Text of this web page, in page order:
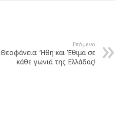
Επόμενο
Θεοφάνεια: Ήθη και Έθιμα σε
κάθε γωνιά της Ελλάδας!